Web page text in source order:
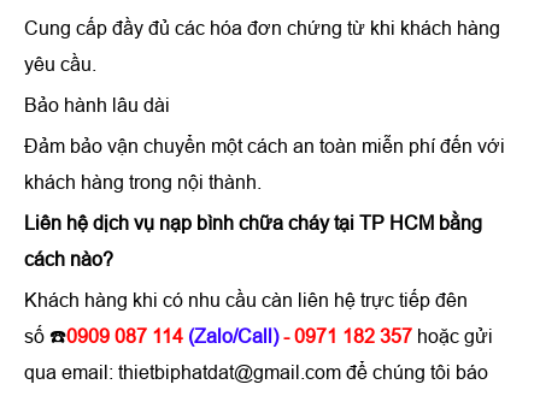
Cung cấp đầy đủ các hóa đơn chứng từ khi khách hàng
yêu cầu.
Bảo hành lâu dài
Đảm bảo vận chuyển một cách an toàn miễn phí đến với
khách hàng trong nội thành.
Liên hệ dịch vụ nạp bình chữa cháy tại TP HCM bằng
cách nào?
Khách hàng khi có nhu cầu càn liên hệ trực tiếp đên
số ☎️0909 087 114 (Zalo/Call) - 0971 182 357 hoặc gửi
qua email: thietbiphatdat@gmail.com để chúng tôi báo